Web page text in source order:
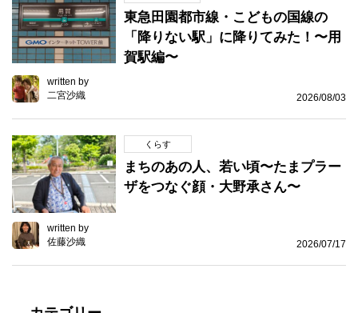
東急田園都市線・こどもの国線の
「降りない駅」に降りてみた！〜用
賀駅編〜
written by
二宮沙織
2026/08/03
くらす
まちのあの人、若い頃〜たまプラー
ザをつなぐ顔・大野承さん〜
written by
佐藤沙織
2026/07/17